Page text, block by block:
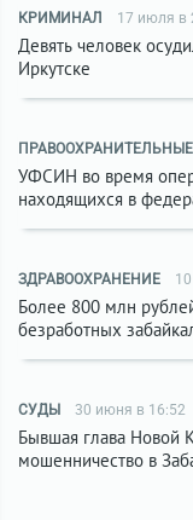
КРИМИНАЛ 17 июля в
Девять человек
Иркутске
УФСИН во время
находящихся в
ЗДРАВООХРАНЕНИЕ
Более 800 млн
безработных
СУДЫ 30 июня в 16:52
Бывшая глава Новой
мошенничество в